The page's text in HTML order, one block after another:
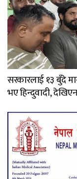
सरकारलाई १३ बुँदे
भए हिन्दुवादी,